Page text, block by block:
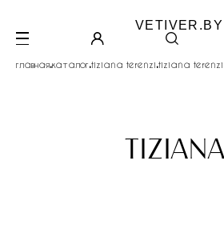
VETIVER.BY
главная.каталог.tiziana terenzi.tiziana